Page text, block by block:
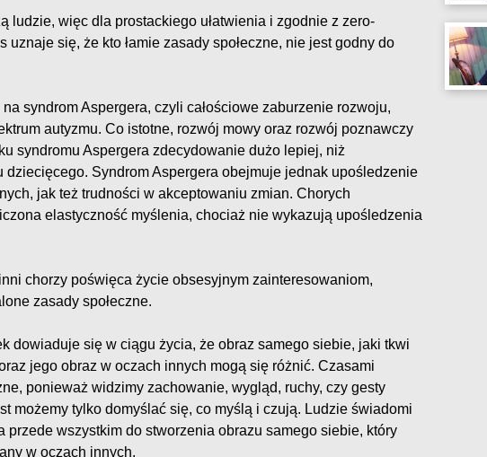
ludzie, więc dla prostackiego ułatwienia i zgodnie z zero-
uznaje się, że kto łamie zasady społeczne, nie jest godny do
syndrom Aspergera, czyli całościowe zaburzenie rozwoju,
autyzmu. Co istotne, rozwój mowy oraz rozwój poznawczy
syndromu Aspergera zdecydowanie dużo lepiej, niż
dziecięcego. Syndrom Aspergera obejmuje jednak upośledzenie
jak też trudności w akceptowaniu zmian. Chorych
elastyczność myślenia, chociaż nie wykazują upośledzenia
chorzy poświęca życie obsesyjnym zainteresowaniom,
zasady społeczne.
dowiaduje się w ciągu życia, że obraz samego siebie, jaki tkwi
jego obraz w oczach innych mogą się różnić. Czasami
ponieważ widzimy zachowanie, wygląd, ruchy, czy gesty
możemy tylko domyślać się, co myślą i czują. Ludzie świadomi
przede wszystkim do stworzenia obrazu samego siebie, który
w oczach innych.